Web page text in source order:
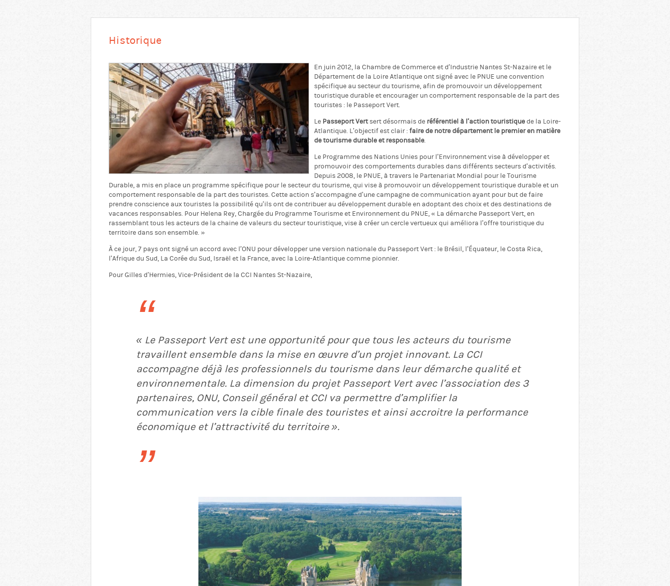
Historique
En juin 2012, la Chambre de Commerce et d’Industrie Nantes St-Nazaire et le
Département de la Loire Atlantique ont signé avec le PNUE une convention
spécifique au secteur du tourisme, afin de promouvoir un développement
touristique durable et encourager un comportement responsable de la part des
touristes : le Passeport Vert.
Le Passeport Vertsert désormais de référentiel à l’action touristique de la Loire-
Atlantique. L’objectif est clair :faire de notre département le premier en matière
de tourisme durable et responsable.
Le Programme des Nations Unies pour l’Environnement vise à développer et
promouvoir des comportements durables dans différents secteurs d’activités.
Depuis 2008, le PNUE, à travers le Partenariat Mondial pour le Tourisme
Durable, a mis en place un programme spécifique pour le secteur du tourisme, qui vise à promouvoir un développement touristique durable et un
comportement responsable de la part des touristes. Cette action s’accompagne d’une campagne de communication ayant pour but de faire
prendre conscience aux touristes la possibilité qu’ils ont de contribuer au développement durable en adoptant des choix et des destinations de
vacances responsables. Pour Helena Rey, Chargée du Programme Tourisme et Environnement du PNUE, « La démarche Passeport Vert, en
rassemblant tous les acteurs de la chaine de valeurs du secteur touristique, vise à créer un cercle vertueux qui améliora l’offre touristique du
territoire dans son ensemble. »
À ce jour, 7 pays ont signé un accord avec l’ONU pour développer une version nationale du Passeport Vert : le Brésil, l’Équateur, le Costa Rica,
l’Afrique du Sud, La Corée du Sud, Israël et la France, avec la Loire-Atlantique comme pionnier.
Pour Gilles d’Hermies, Vice-Président de la CCI Nantes St-Nazaire,
« Le Passeport Vert est une opportunité pour que tous les acteurs du tourisme
travaillent ensemble dans la mise en œuvre d’un projet innovant. La CCI
accompagne déjà les professionnels du tourisme dans leur démarche qualité et
environnementale. La dimension du projet Passeport Vert avec l’association des 3
partenaires, ONU, Conseil général et CCI va permettre d’amplifier la
communication vers la cible finale des touristes et ainsi accroitre la performance
économique et l’attractivité du territoire».